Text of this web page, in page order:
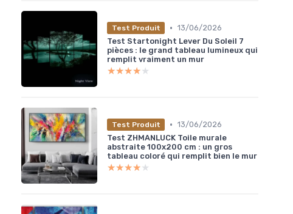
Test Produit • 13/06/2026
Test Startonight Lever Du Soleil 7
pièces : le grand tableau lumineux qui
remplit vraiment un mur
★★★★★
★★★★★
Test Produit • 13/06/2026
Test ZHMANLUCK Toile murale
abstraite 100x200 cm : un gros
tableau coloré qui remplit bien le mur
★★★★★
★★★★★